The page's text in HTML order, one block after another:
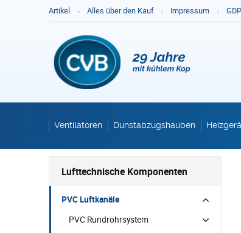
Artikel Alles über den Kauf Impressum
Ventilatoren Dunstabzugshauben
Lufttechnische Komponenten
PVC Luftkanäle
PVC Rundrohrsystem